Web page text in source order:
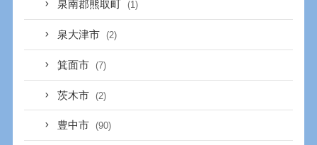
泉南郡熊取町 (1)
泉大津市 (2)
箕面市 (7)
茨木市 (2)
豊中市 (90)